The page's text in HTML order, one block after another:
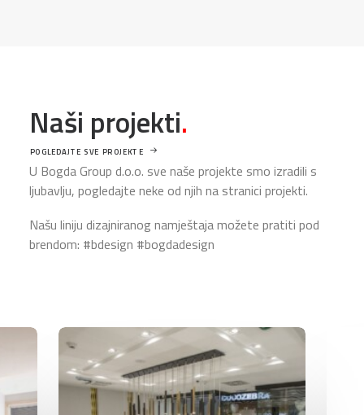
Naši projekti.
POGLEDAJTE SVE PROJEKTE
U Bogda Group d.o.o. sve naše projekte smo izradili s
ljubavlju, pogledajte neke od njih na stranici projekti.
Našu liniju dizajniranog namještaja možete pratiti pod
brendom: #bdesign #bogdadesign